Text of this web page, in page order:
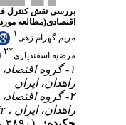
بررسی نقش کنترل
اقتصادی(مطالعه
مریم گهرام زهی۱
مرضیه اسفندیاری*۲
۱- گروه
زاهدان، ایران
۲- گروه
زاهدان، ایران ،